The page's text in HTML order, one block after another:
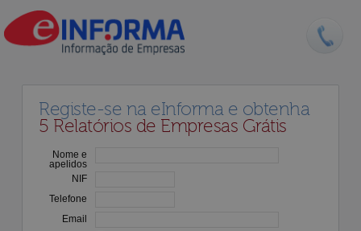
Registe-se na eInforma e obtenha
5 Relatórios de Empresas Grátis
Nome e
apelidos
NIF
Telefone
Email